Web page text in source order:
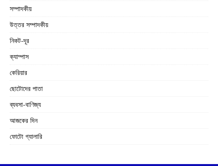
সম্পাদকীয়
উত্তর সম্পাদকীয়
নিকট-দূর
ক্যাম্পাস
কেরিয়ার
ছোটোদের পাতা
ব্যবসা-বাণিজ্য
আজকের দিন
ফোটো গ্যালারি